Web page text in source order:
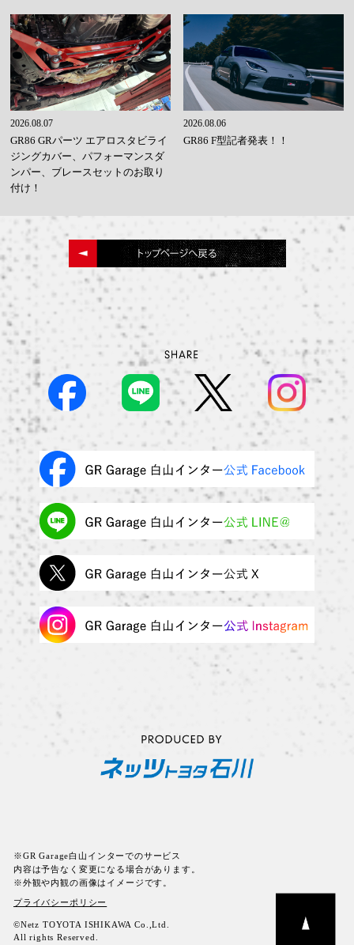
2026.08.07
GR86 GRパーツ エアロスタビライ
ジングカバー、パフォーマンスダ
ンパー、ブレースセットのお取り
付け！
2026.08.06
GR86 F型記者発表！！
※GR Garage白山インターでのサービス
内容は予告なく変更になる場合があります。
※外観や内観の画像はイメージです。
プライバシーポリシー
©Netz TOYOTA ISHIKAWA Co.,Ltd.
All rights Reserved.